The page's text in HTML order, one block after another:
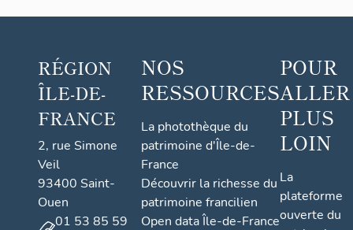
Française
Tennis
RÉGION
ÎLE-DE-
FRANCE
2, rue Simone
Veil
93400 Saint-
Ouen
01 53 85 59
NOS
RESSOURCES
La photothèque du
patrimoine d'Île-de-
France
Découvrir la richesse du
patrimoine francilien
Open data Île-de-France
POUR
ALLER
PLUS
LOIN
La
plateforme
ouverte du